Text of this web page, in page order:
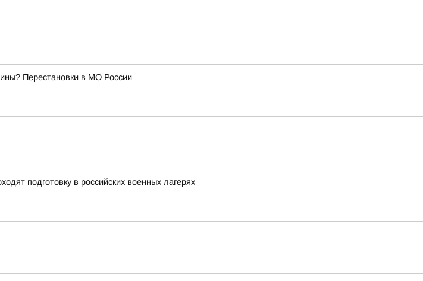
Перестановки в МО России
подготовку в российских военных лагерях